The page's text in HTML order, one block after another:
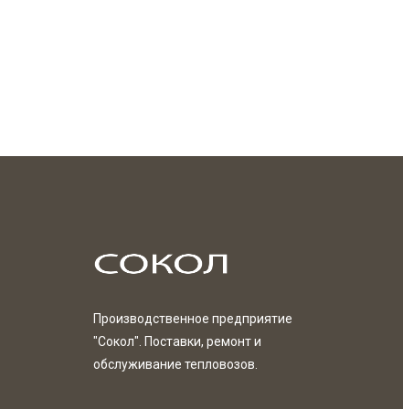
Производственное предприятие
"Сокол". Поставки, ремонт и
обслуживание тепловозов.